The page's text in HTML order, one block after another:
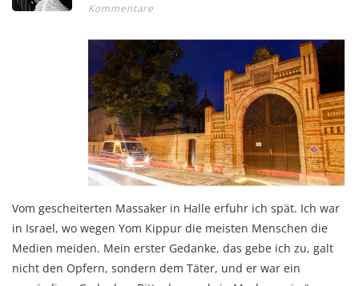
Kommentare
Vom gescheiterten Massaker in Halle erfuhr ich spät. Ich war
in Israel, wo wegen Yom Kippur die meisten Menschen die
Medien meiden. Mein erster Gedanke, das gebe ich zu, galt
nicht den Opfern, sondern dem Täter, und er war ein